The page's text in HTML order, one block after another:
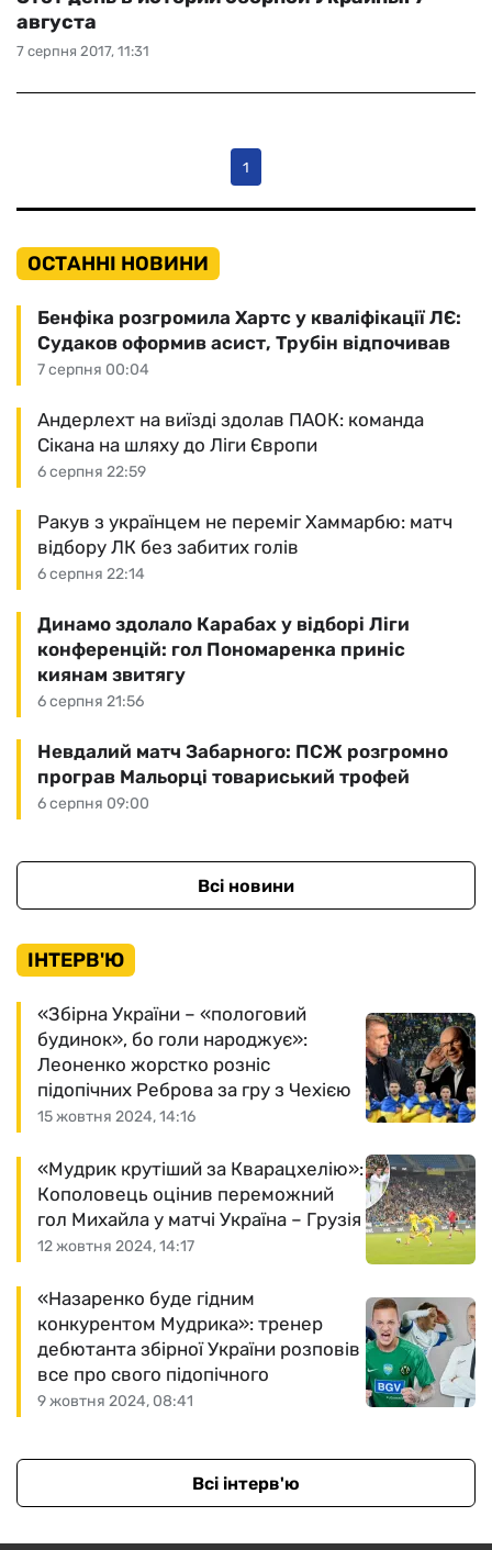
7 серпня 2017, 11:31
августа
1
ОСТАННІ НОВИНИ
7 серпня 00:04
Бенфіка розгромила Хартс у кваліфікації ЛЄ:
Судаков оформив асист, Трубін відпочивав
6 серпня 22:59
Андерлехт на виїзді здолав ПАОК: команда
Сікана на шляху до Ліги Європи
6 серпня 22:14
Ракув з українцем не переміг Хаммарбю: матч
відбору ЛК без забитих голів
6 серпня 21:56
Динамо здолало Карабах у відборі Ліги
конференцій: гол Пономаренка приніс
киянам звитягу
6 серпня 09:00
Невдалий матч Забарного: ПСЖ розгромно
програв Мальорці товариський трофей
Всі новини
ІНТЕРВ'Ю
15 жовтня 2024, 14:16
«Збірна України – «пологовий
будинок», бо голи народжує»:
Леоненко жорстко розніс
підопічних Реброва за гру з Чехією
12 жовтня 2024, 14:17
«Мудрик крутіший за Кварацхелію»:
Кополовець оцінив переможний
гол Михайла у матчі Україна – Грузія
9 жовтня 2024, 08:41
«Назаренко буде гідним
конкурентом Мудрика»: тренер
дебютанта збірної України розповів
все про свого підопічного
Всі інтерв'ю